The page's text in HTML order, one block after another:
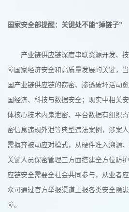
国家安全部提醒：关键处不能“掉链子”
产业链供应链深度串联资源开发、
障国家经济安全和高质量发展的关键，
国产业链供应链的窃密、渗透破坏活动
国经济、科技与数据安全；现实中相关
体核心技术内鬼泄密、平台数据有组织
密信息违规外泄等典型违法案例，涉案
需摒弃被动应对模式，从硬件准入溯源
关键人员保密管理三方面搭建全方位防
应链安全需要全社会共同参与，从业者
众可通过官方举报渠道上报各类安全隐
障。